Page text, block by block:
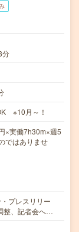
分
※10月～！
×実働7h30m×週5
ではありませ
プレスリリー
整、記者会へ…